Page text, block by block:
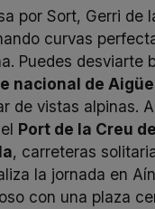
por Sort, Gerri de
curvas
Puedes desviarte
nacional de
de vistas alpinas.
Port de la Creu
, carreteras
la jornada en
con una plaza